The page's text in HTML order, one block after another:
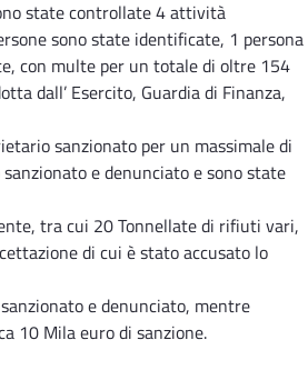
state controllate 4 attività
sono state identificate, 1 persona
con multe per un totale di oltre 154
dall’ Esercito, Guardia di Finanza,
sanzionato per un massimale di
e denunciato e sono state
tra cui 20 Tonnellate di rifiuti vari,
di cui è stato accusato lo
e denunciato, mentre
10 Mila euro di sanzione.